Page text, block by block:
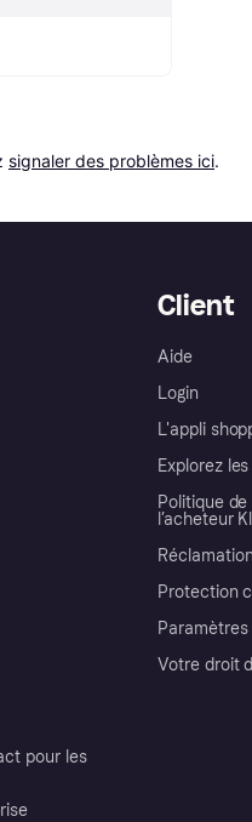
signaler des problèmes ici.
pour les
Client
Aide
Login
L'appli
Explorez
Politique
l’acheteur
Protection
Votre droit